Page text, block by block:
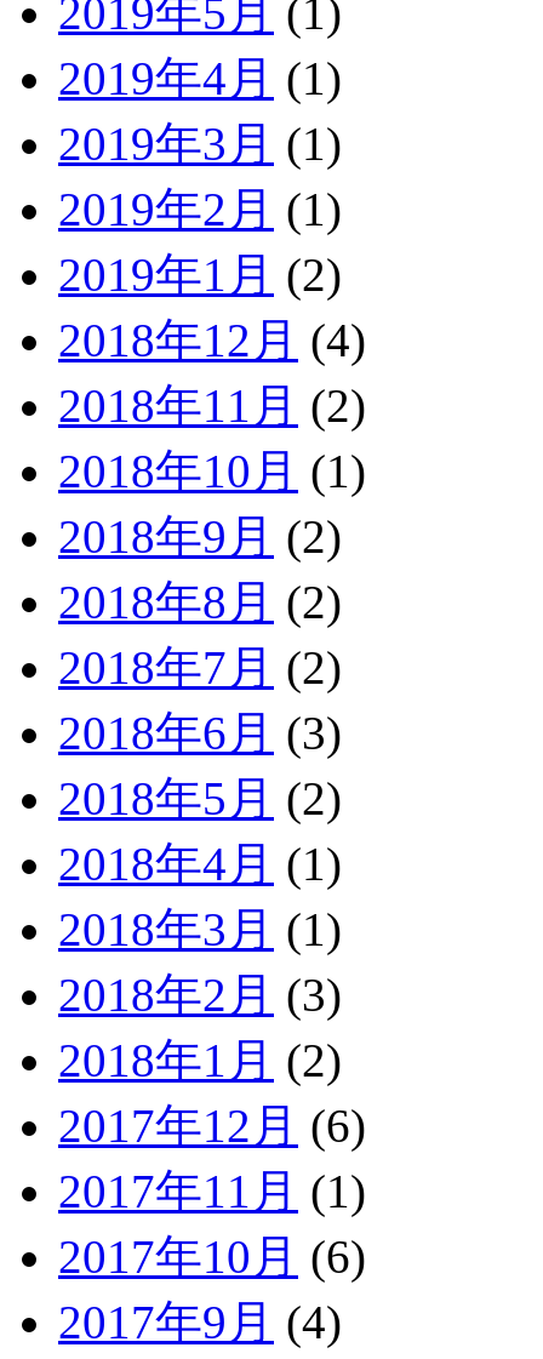
2019年5月 (1)
2019年4月 (1)
2019年3月 (1)
2019年2月 (1)
2019年1月 (2)
2018年12月 (4)
2018年11月 (2)
2018年10月 (1)
2018年9月 (2)
2018年8月 (2)
2018年7月 (2)
2018年6月 (3)
2018年5月 (2)
2018年4月 (1)
2018年3月 (1)
2018年2月 (3)
2018年1月 (2)
2017年12月 (6)
2017年11月 (1)
2017年10月 (6)
2017年9月 (4)